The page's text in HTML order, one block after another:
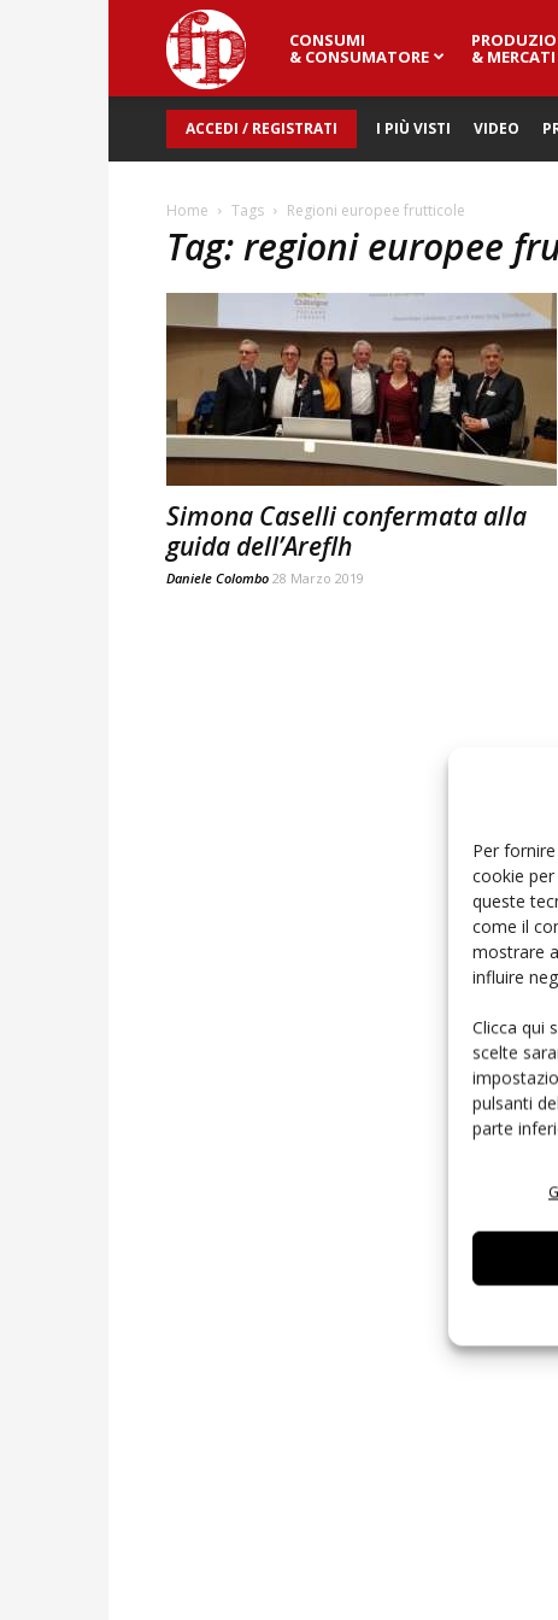
Per
cookie
queste
come il
mostrare
influire
Clicca qui
scelte
pulsanti
parte
Fresh
Point
Magazine
CONSUMI
& CONSUMATORE & MERCATI
ACCEDI / REGISTRATI I PIÙ VISTI VIDEO
Home Tags Regioni europee frutticole
Tag: regioni europee
Simona Caselli confermata alla
guida dell’Areflh
Daniele Colombo 28 Marzo 2019